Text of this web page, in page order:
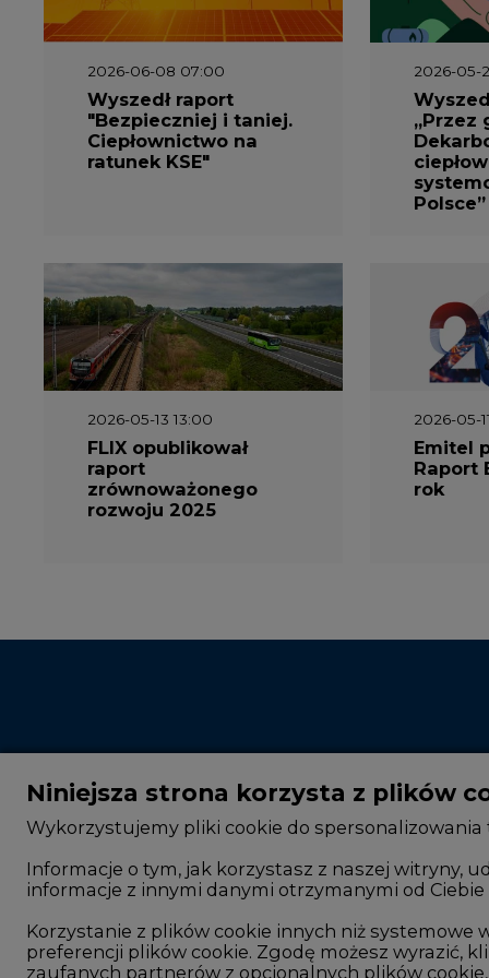
2026-06-08 07:00
Wyszedł raport
"Bezpieczniej i taniej.
Ciepłownictwo na
ratunek KSE"
2026-05-
„Przez
Polsce”
2026-05-13 13:00
FLIX opublikował
raport
zrównoważonego
rozwoju 2025
2026-05-
Emitel
Raport
rok
CIRE - kim jesteśmy
Reklamuj się na CIRE
Patronat medialny CIRE
ARE - wydawca portalu CIRE
Rok 2025 na CIRE
Rok 2024 na CIRE
Rok 2023 na CIRE
Rok 2022 na CIRE
Niniejsza strona korzysta z plików
Wykorzystujemy pliki cookie do
Informacje o tym, jak korzystasz z naszej witryny,
Korzystanie z plików cookie innych niż
zaufanych partnerów z opcjonalnych plików